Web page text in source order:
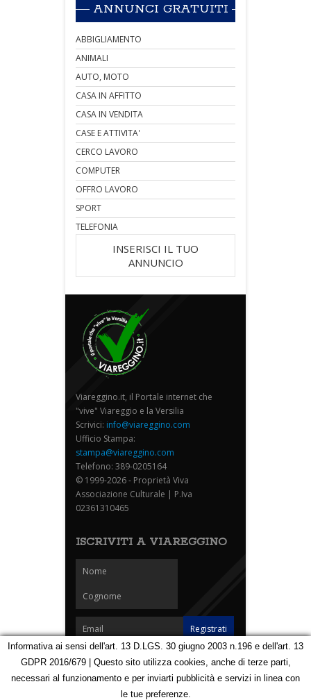
ANNUNCI GRATUITI
ABBIGLIAMENTO
ANIMALI
AUTO, MOTO
CASA IN AFFITTO
CASA IN VENDITA
CASE E ATTIVITA'
CERCO LAVORO
COMPUTER
OFFRO LAVORO
SPORT
TELEFONIA
INSERISCI IL TUO
ANNUNCIO
Viareggino.it, il Portale internet che
"vive" Viareggio e la Versilia
Scrivici: info@viareggino.com
Ufficio Stampa:
stampa@viareggino.com
Telefono: 389-0205164
© 1999-2026 - Proprietà Viva
Associazione Culturale | P.Iva
02361310465
ISCRIVITI A VIAREGGINO
Homepage Notizie Speciali Eventi
Foto Carnevale
Informativa ai sensi dell'art. 13 D.LGS. 30 giugno 2003 n.196 e dell'art. 13
GDPR 2016/679 | Questo sito utilizza cookies, anche di terze parti,
necessari al funzionamento e per inviarti pubblicità e servizi in linea con
le tue preferenze.